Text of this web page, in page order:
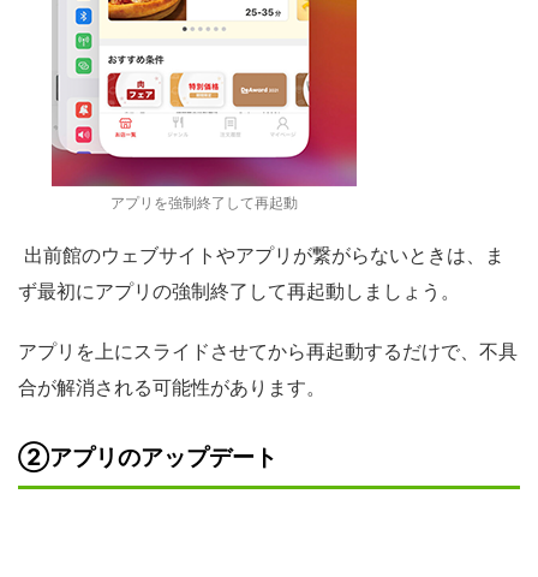
アプリを強制終了して再起動
出前館のウェブサイトやアプリが繋がらないときは、ま
ず最初にアプリの強制終了して再起動しましょう。
アプリを上にスライドさせてから再起動するだけで、不具
合が解消される可能性があります。
②アプリのアップデート